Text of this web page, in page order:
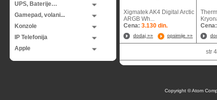
UPS, Baterije…
Gamepad, volani...
Konzole
IP Telefonija
Apple
Xigmatek AK4 Digital Arctic
ARGB Wh...
Cena: 3.130 din.
dodaj »» opsirnije »»
str
Copyright © Atom